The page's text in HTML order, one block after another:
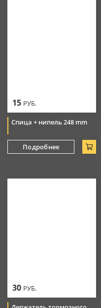
15 РУБ.
Спица + нипель 248 mm
Подробнее
30 РУБ.